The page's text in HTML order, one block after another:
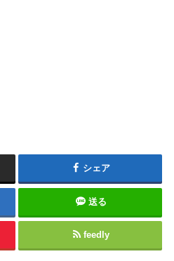
シェア
送る
feedly